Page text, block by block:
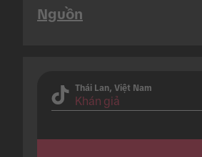
Nguồn
Thái Lan, Việt Nam
Khán giả